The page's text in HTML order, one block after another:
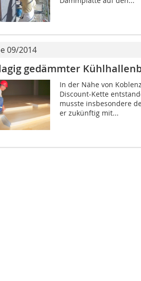
09/2014
gedämmter
In der Nähe von
Discount-Kette
musste insbesondere
er zukünftig mit...